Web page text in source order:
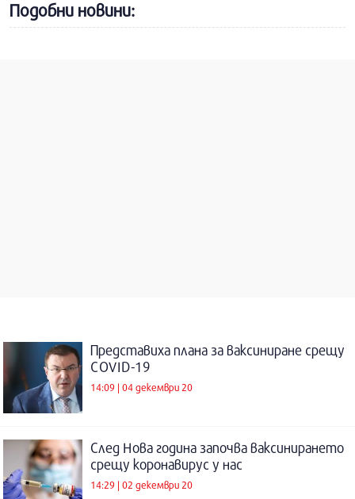
Подобни новини:
Представиха плана за ваксиниране срещу
COVID-19
14:09 | 04 декември 20
След Нова година започва ваксинирането
срещу коронавирус у нас
14:29 | 02 декември 20